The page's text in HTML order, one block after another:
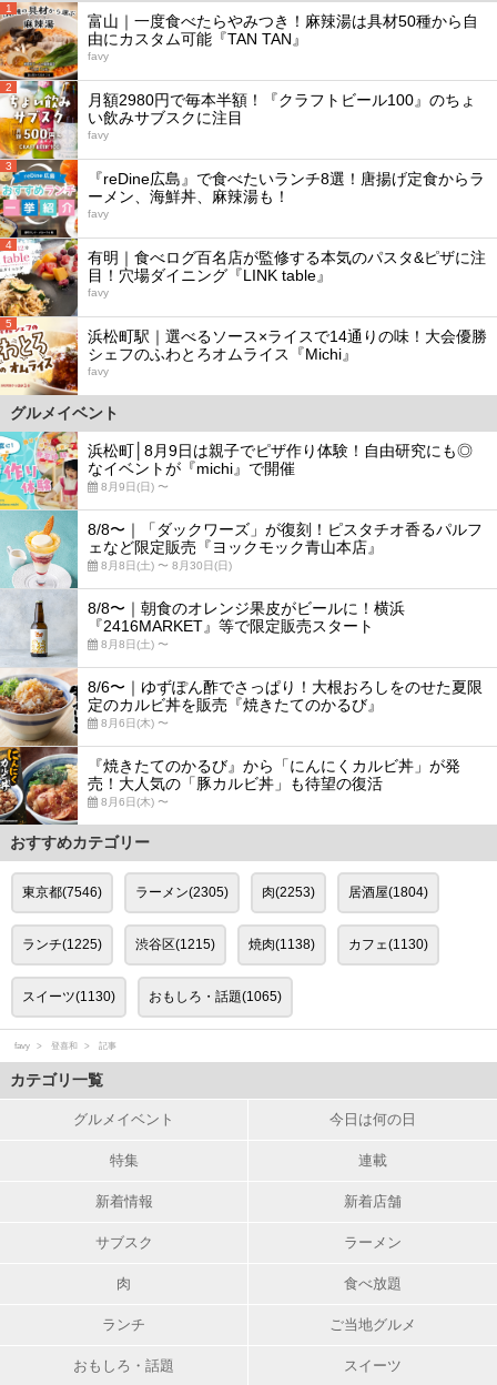
1
富山｜一度食べたらやみつき！麻辣湯は具材50種から自
由にカスタム可能『TAN TAN』
favy
2
月額2980円で毎本半額！『クラフトビール100』のちょ
い飲みサブスクに注目
favy
3
『reDine広島』で食べたいランチ8選！唐揚げ定食からラ
ーメン、海鮮丼、麻辣湯も！
favy
4
有明｜食べログ百名店が監修する本気のパスタ&ピザに注
目！穴場ダイニング『LINK table』
favy
5
浜松町駅｜選べるソース×ライスで14通りの味！大会優勝
シェフのふわとろオムライス『Michi』
favy
グルメイベント
浜松町│8月9日は親子でピザ作り体験！自由研究にも◎
なイベントが『michi』で開催
8月9日(日) 〜
8/8〜｜「ダックワーズ」が復刻！ピスタチオ香るパルフ
ェなど限定販売『ヨックモック青山本店』
8月8日(土) 〜 8月30日(日)
8/8〜｜朝食のオレンジ果皮がビールに！横浜
『2416MARKET』等で限定販売スタート
8月8日(土) 〜
8/6〜｜ゆずぽん酢でさっぱり！大根おろしをのせた夏限
定のカルビ丼を販売『焼きたてのかるび』
8月6日(木) 〜
『焼きたてのかるび』から「にんにくカルビ丼」が発
売！大人気の「豚カルビ丼」も待望の復活
8月6日(木) 〜
おすすめカテゴリー
東京都(7546) ラーメン(2305) 肉(2253) 居酒屋(1804)
ランチ(1225) 渋谷区(1215) 焼肉(1138) カフェ(1130)
スイーツ(1130) おもしろ・話題(1065)
favy 登喜和 記事
カテゴリ一覧
グルメイベント 今日は何の日
特集 連載
新着情報 新着店舗
サブスク ラーメン
肉 食べ放題
ランチ ご当地グルメ
おもしろ・話題 スイーツ